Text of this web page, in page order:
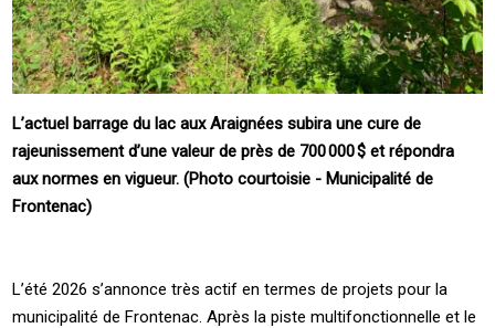
L’actuel barrage du lac aux ­Araignées subira une cure de
rajeunissement d’une valeur de près de 700 000 $ et répondra
aux normes en vigueur. (Photo courtoisie - Municipalité de
Frontenac)
L’été 2026 s’annonce très actif en termes de projets pour la
municipalité de ­Frontenac. Après la piste multifonctionnelle et le